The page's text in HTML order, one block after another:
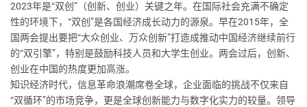
2023年是“双创”（创新、创业）关键之年。在国际社会充满不确定
性的环境下，“双创”是各国经济成长动力的源泉。早在2015年，全
国两会提出要把“大众创业、万众创新”打造成推动中国经济继续前行
的“双引擎”，特别是鼓励科技人员和大学生创业。两会过后，创新、
创业在中国的热度更加高涨。
知识经济时代，信息革命浪潮席卷全球，企业面临的挑战不仅来自
“双循环”的市场竞争，更是全球创新能力与数字化实力的较量。领导